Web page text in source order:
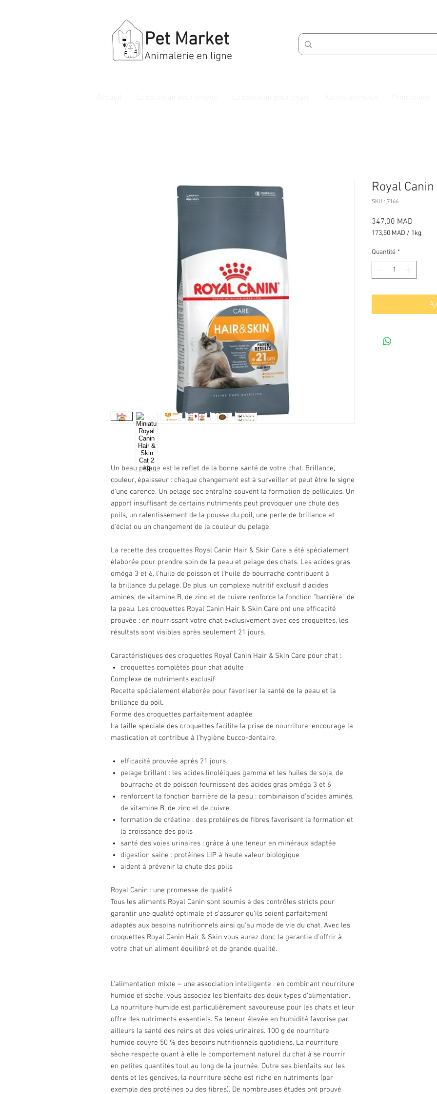
Pet Market
Animalerie en ligne
Un beau pelage est le reflet de la bonne santé de votre chat. Brillance,
couleur, épaisseur : chaque changement est à surveiller et peut être le signe
d'une carence. Un pelage sec entraîne souvent la formation de pellicules. Un
apport insuffisant de certains nutriments peut provoquer une chute des
poils, un ralentissement de la pousse du poil, une perte de brillance et
d'éclat ou un changement de la couleur du pelage.
La recette des croquettes Royal Canin Hair & Skin Care a été spécialement
élaborée pour prendre soin de la peau et pelage des chats. Les acides gras
oméga 3 et 6, l'huile de poisson et l'huile de bourrache contribuent à
la brillance du pelage. De plus, un complexe nutritif exclusif d'acides
aminés, de vitamine B, de zinc et de cuivre renforce la fonction "barrière" de
la peau. Les croquettes Royal Canin Hair & Skin Care ont une efficacité
prouvée : en nourrissant votre chat exclusivement avec ces croquettes, les
résultats sont visibles après seulement 21 jours.
Caractéristiques des croquettes Royal Canin Hair & Skin Care pour chat :
croquettes complètes pour chat adulte
Complexe de nutriments exclusif
Recette spécialement élaborée pour favoriser la santé de la peau et la
brillance du poil.
Forme des croquettes parfaitement adaptée
La taille spéciale des croquettes facilite la prise de nourriture, encourage la
mastication et contribue à l'hygiène bucco-dentaire.
efficacité prouvée après 21 jours
pelage brillant : les acides linoléiques gamma et les huiles de soja, de
bourrache et de poisson fournissent des acides gras oméga 3 et 6
renforcent la fonction barrière de la peau : combinaison d'acides aminés,
de vitamine B, de zinc et de cuivre
formation de créatine : des protéines de fibres favorisent la formation et
la croissance des poils
santé des voies urinaires : grâce à une teneur en minéraux adaptée
digestion saine : protéines LIP à haute valeur biologique
aident à prévenir la chute des poils
Royal Canin : une promesse de qualité
Tous les aliments Royal Canin sont soumis à des contrôles stricts pour
garantir une qualité optimale et s'assurer qu'ils soient parfaitement
adaptés aux besoins nutritionnels ainsi qu'au mode de vie du chat. Avec les
croquettes Royal Canin Hair & Skin vous aurez donc la garantie d'offrir à
votre chat un aliment équilibré et de grande qualité.
L'alimentation mixte – une association intelligente : en combinant nourriture
humide et sèche, vous associez les bienfaits des deux types d’alimentation.
La nourriture humide est particulièrement savoureuse pour les chats et leur
offre des nutriments essentiels. Sa teneur élevée en humidité favorise par
ailleurs la santé des reins et des voies urinaires. 100 g de nourriture
humide couvre 50 % des besoins nutritionnels quotidiens. La nourriture
sèche respecte quant à elle le comportement naturel du chat à se nourrir
en petites quantités tout au long de la journée. Outre ses bienfaits sur les
dents et les gencives, la nourriture sèche est riche en nutriments (par
exemple des protéines ou des fibres). De nombreuses études ont prouvé
Royal
SKU : 7166
347,00 MAD
173,50 MAD / 1kg
pour
1
Kilogramme
Quantité *